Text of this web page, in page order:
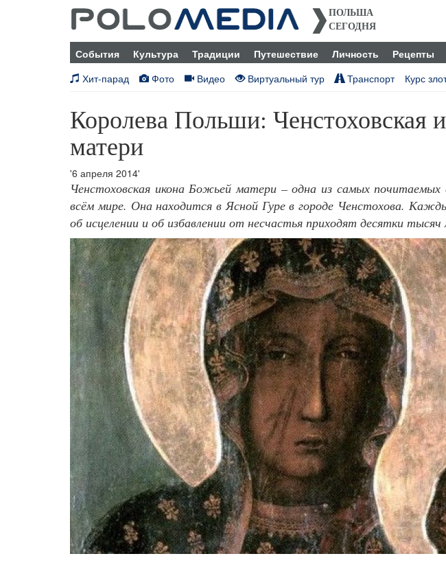
ПОЛЬША
СЕГОДНЯ
События Культура Традиции Путешествие Личность Рецепты
Хит-парад
Фото Видео Виртуальный тур Транспорт Курс
Королева Польши: Ченстоховская
матери
'6 апреля 2014'
Ченстоховская икона Божьей матери – одна из самых
всём мире. Она находится в Ясной Гуре в городе Ченстохова.
об исцелении и об избавлении от несчастья приходят десятки